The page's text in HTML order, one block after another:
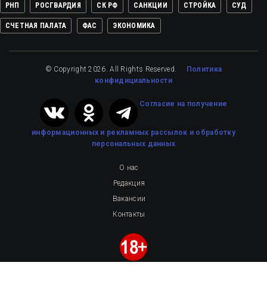
РНП РОСГВАРДИЯ СК РФ САНКЦИИ СТРОЙКА СУД
СЧЕТНАЯ ПАЛАТА ФАС ЭКОНОМИКА
© Copyright 2026. All Rights Reserved. Политика
конфидициальности
Cогласие на получение
информационных и рекламных рассылок и обработку
персональных данных
О нас
Редакция
Вакансии
Контакты